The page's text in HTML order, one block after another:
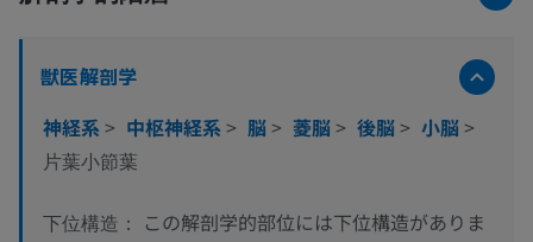
獣医解剖学
神経系> 中枢神経系> 脳> 菱脳> 後脳> 小脳>
片葉小節葉
下位構造：
この解剖学的部位には下位構造がありま